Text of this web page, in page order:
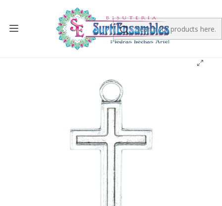
SILVER SAMAK
SAMAK PLATEADA DIJE CRUZ 20*30MM PAQUETE POR 12
UNIDADES APROX